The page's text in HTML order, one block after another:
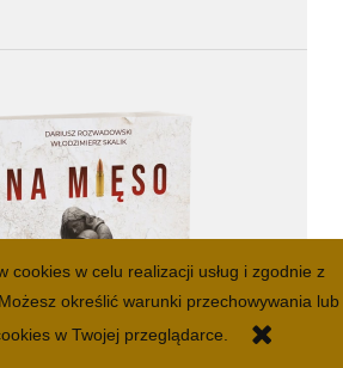
cookies w celu realizacji usług i zgodnie z
Możesz określić warunki przechowywania lub
w Twojej przeglądarce.